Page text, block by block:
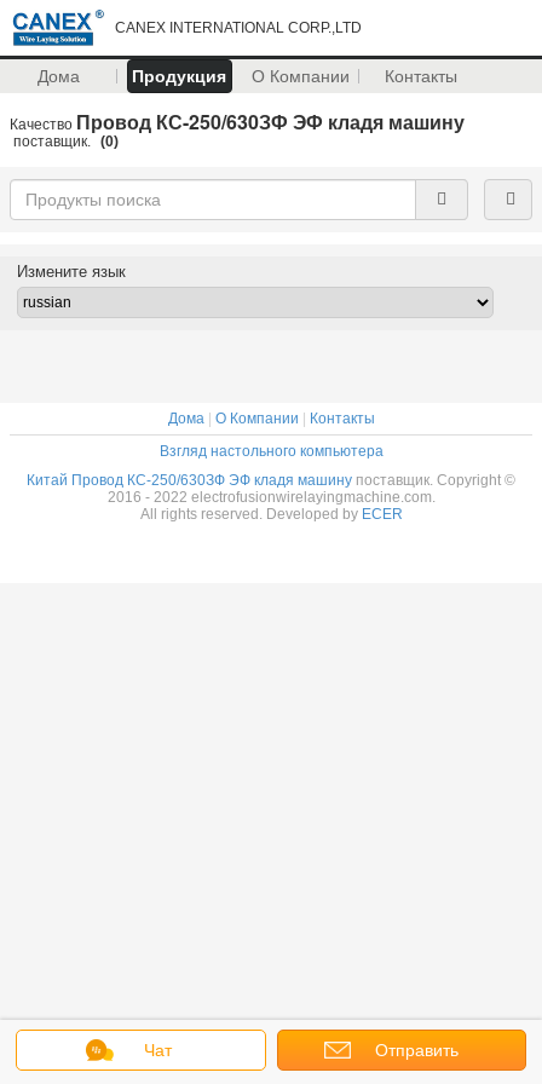
CANEX INTERNATIONAL CORP.,LTD
Дома Продукция О Компании Контакты
Качество Провод КС-250/630ЗФ ЭФ кладя машину
поставщик. (0)
Чат Отправить
Измените язык
Дома| О Компании
Контакты
Взгляд настольного компьютера
Китай Провод КС-250/630ЗФ ЭФ кладя машину поставщик. Copyright ©
2016 - 2022 electrofusionwirelayingmachine.com.
All rights reserved. Developed by ECER